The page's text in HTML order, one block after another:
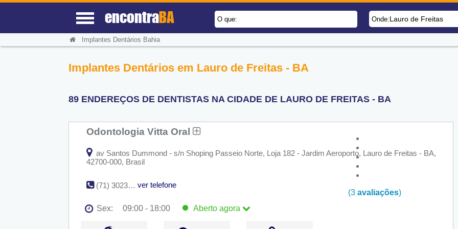
encontraBA O que: Onde:Lauro de Freitas
Implantes Dentários Bahia
Implantes Dentários em Lauro de Freitas - BA
89 ENDEREÇOS DE DENTISTAS NA CIDADE DE LAURO DE FREITAS - BA
Odontologia Vitta Oral
(3avaliações)
av Santos Dummond - s/n Shoping Passeio Norte, Loja 182 - Jardim Aeroporto, Lauro de Freitas - BA,
42700-000, Brasil
(71) 3023-8545 ver telefone
Sex: 09:00 - 18:00 Aberto agora